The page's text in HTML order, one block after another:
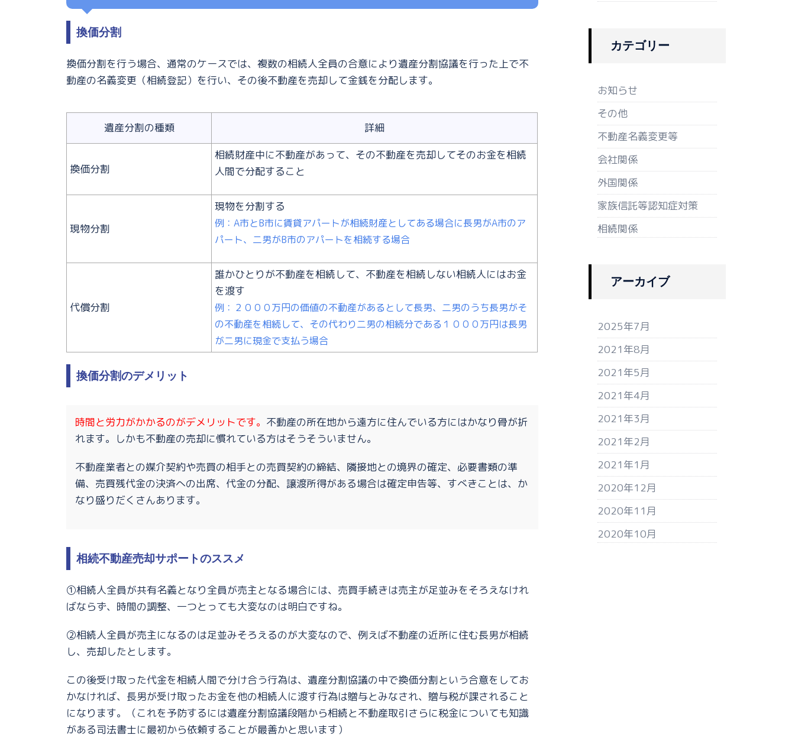
換価分割
換価分割を行う場合、通常のケースでは、複数の相続人全員の合意により遺産分割協議を行った上で不
動産の名義変更（相続登記）を行い、その後不動産を売却して金銭を分配します。
遺産分割の種類 詳細
換価分割
相続財産中に不動産があって、その不動産を売却してそのお金を相続
人間で分配すること
現物分割
現物を分割する
例：A市とB市に賃貸アパートが相続財産としてある場合に長男がA市のア
パート、二男がB市のアパートを相続する場合
代償分割
誰かひとりが不動産を相続して、不動産を相続しない相続人にはお金
を渡す
例：２０００万円の価値の不動産があるとして長男、二男のうち長男がそ
の不動産を相続して、その代わり二男の相続分である１０００万円は長男
が二男に現金で支払う場合
換価分割のデメリット
時間と労力がかかるのがデメリットです。 不動産の所在地から遠方に住んでいる方にはかなり骨が折
れます。しかも不動産の売却に慣れている方はそうそういません。
不動産業者との媒介契約や売買の相手との売買契約の締結、隣接地との境界の確定、必要書類の準
備、売買残代金の決済への出席、代金の分配、譲渡所得がある場合は確定申告等、すべきことは、か
なり盛りだくさんあります。
相続不動産売却サポートのススメ
①相続人全員が共有名義となり全員が売主となる場合には、売買手続きは売主が足並みをそろえなけれ
ばならず、時間の調整、一つとっても大変なのは明白ですね。
②相続人全員が売主になるのは足並みそろえるのが大変なので、例えば不動産の近所に住む長男が相続
し、売却したとします。
この後受け取った代金を相続人間で分け合う行為は、遺産分割協議の中で換価分割という合意をしてお
かなければ、長男が受け取ったお金を他の相続人に渡す行為は贈与とみなされ、贈与税が課されること
になります。（これを予防するには遺産分割協議段階から相続と不動産取引さらに税金についても知識
がある司法書士に最初から依頼することが最善かと思います）
カテゴリー
お知らせ
その他
不動産名義変更等
会社関係
外国関係
家族信託等認知症対策
相続関係
アーカイブ
2025年7月
2021年8月
2021年5月
2021年4月
2021年3月
2021年2月
2021年1月
2020年12月
2020年11月
2020年10月